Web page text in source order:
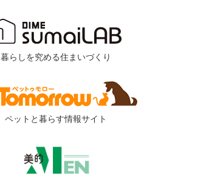
暮らしを究める住まいづくり
ペットと暮らす情報サイト